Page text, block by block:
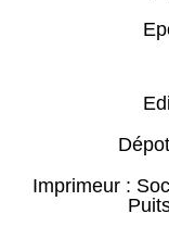
Imprimeur :